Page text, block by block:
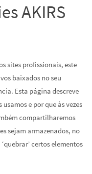
AKIRS
sites profissionais, este
baixados no seu
Esta página descreve
e por que às vezes
compartilharemos
sejam armazenados, no
certos elementos